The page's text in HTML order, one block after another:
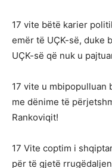
17 vite bëtë karier
emër të UÇK-së, duke
UÇK-së që nuk u
17 vite u mbipopulluan
me dënime të
Rankoviqit!
17 Vite coptim i
për të gjetë